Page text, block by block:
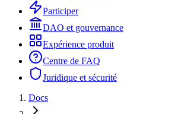
Participer
DAO et gouvernance
Expérience produit
Centre de FAQ
Juridique et sécurité
Docs